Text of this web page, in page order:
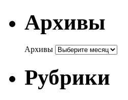
Архивы
Архивы
Рубрики